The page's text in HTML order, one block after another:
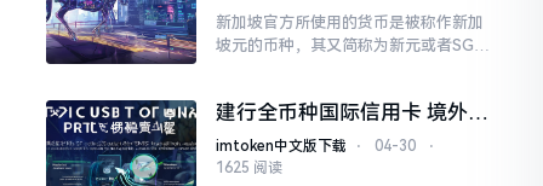
新加坡官方所使用的货币是被称作新加
坡元的币种，其又简称为新元或者SG
这一状况
建行全币种国际信用卡 境外消
费免货币转换费
imtoken中文版下载 ⋅ 04-30
⋅
1625 阅读